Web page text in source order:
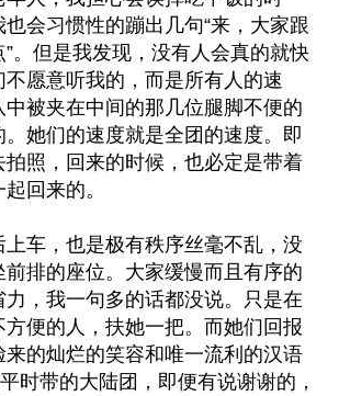
会习惯性的蹦出几句“来，大家跟
”。但是我发现，没有人会真的就快
愿意听我的，而是所有人的速
中被夹在中间的那几位腿脚不便的
她们的速度就是全团的速度。即
照，回来的时候，也必定是带着
回来的。
车，也是极有秩序丝毫不乱，没
排的座位。大家缓慢而且有序的
力，我一句多的话都没说。只是在
方便的人，扶她一把。而她们回报
的灿烂的笑容和唯一流利的汉语
时带的大陆团，即便有说谢谢的，